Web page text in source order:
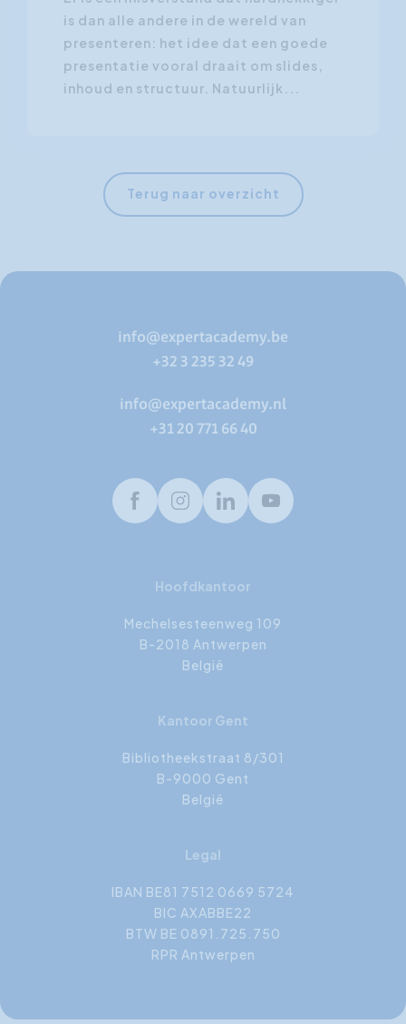
is dan alle andere in de wereld van
presenteren: het idee dat een goede
presentatie vooral draait om slides,
inhoud en structuur. Natuurlijk...
Terug naar overzicht
info@expertacademy.be
+32 3 235 32 49
info@expertacademy.nl
+31 20 771 66 40
FacebookInstagramLinkedInYoutube
Hoofdkantoor
Mechelsesteenweg 109
B-2018 Antwerpen
België
Kantoor Gent
Bibliotheekstraat 8/301
B-9000 Gent
België
Legal
IBAN BE81 7512 0669 5724
BIC AXABBE22
BTW BE 0891.725.750
RPR Antwerpen